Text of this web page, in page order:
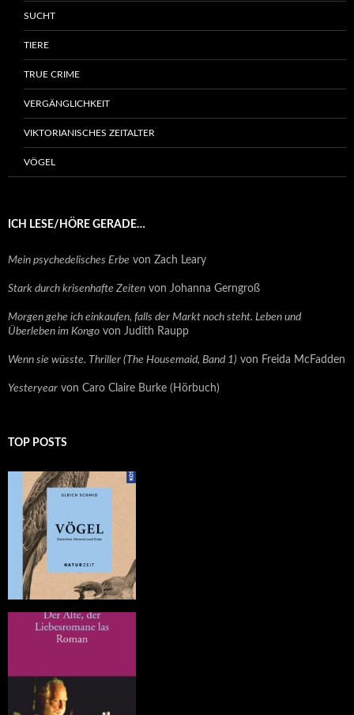
SUCHT
TIERE
TRUE CRIME
VERGÄNGLICHKEIT
VIKTORIANISCHES ZEITALTER
VÖGEL
ICH LESE/HÖRE GERADE…
Mein psychedelisches Erbe von Zach Leary
Stark durch krisenhafte Zeiten von Johanna Gerngroß
Morgen gehe ich einkaufen, falls der Markt noch steht. Leben und
Überleben im Kongo von Judith Raupp
Wenn sie wüsste. Thriller (The Housemaid, Band 1) von Freida McFadden
Yesteryear von Caro Claire Burke (Hörbuch)
TOP POSTS